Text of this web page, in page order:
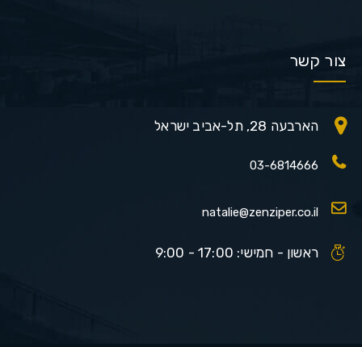
צור קשר
הארבעה 28, תל-אביב ישראל
03-6814666
natalie@zenziper.co.il
ראשון - חמישי: 17:00 - 9:00